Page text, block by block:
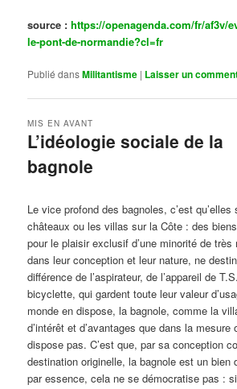
source :https://openagenda.com/fr/af3v/
le-pont-de-normandie?cl=fr
Publié dansMilitantisme | Laisser un
L’idéologie sociale de la
bagnole
MIS EN AVANT
Le vice profond des bagnoles, c’est
châteaux ou les villas sur la Côte : des
pour le plaisir exclusif d’une minorité de
dans leur conception et leur nature, ne
différence de l’aspirateur, de l’appareil de
bicyclette, qui gardent toute leur valeur
monde en dispose, la bagnole, comme la
d’intérêt et d’avantages que dans la mesure
dispose pas. C’est que, par sa conception
destination originelle, la bagnole est un bien
par essence, cela ne se démocratise pas :